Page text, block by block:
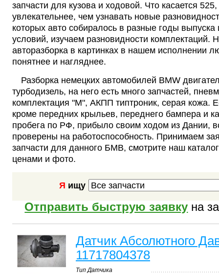
запчасти для кузова и ходовой. Что касается 525,
увлекательнее, чем узнавать новые
которых авто собиралось в разные годы
условий, изучаем разновидности комплектаций.
авторазборка в картинках в нашем исполнении
понятнее и нагляднее.
Разборка немецких автомобилей BMW
турбодизель, на него есть много запчастей,
комплектация "М", АКПП типтроник, серая кожа.
кроме передних крыльев, переднего бампера и
пробега по РФ, прибыло своим ходом из Дании,
проверены на работоспособность. Принимаем
запчасти для данного БМВ, смотрите наш
ценами и фото.
Я ищу
Отправить быструю заявку на
Датчик Абсолютного
11717804378
Тип Датчика